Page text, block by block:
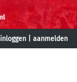
inloggen aanmelden